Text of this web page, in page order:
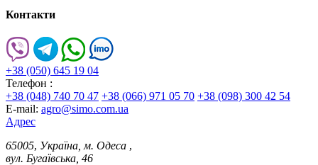
Контакти
+38 (050) 645 19 04
Телефон :
+38 (048) 740 70 47 +38 (066) 971 05 70 +38 (098) 300 42 54
E-mail: agro@simo.com.ua
Адрес
65005, Україна, м. Одеса ,
вул. Бугаївська, 46